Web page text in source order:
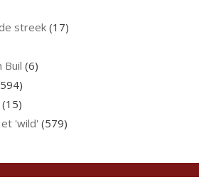
streek(17)
Buil (6)
(15)
'wild' (579)